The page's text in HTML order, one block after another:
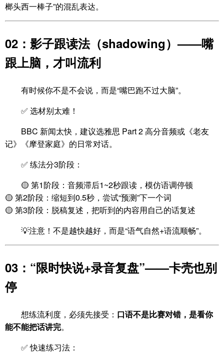
榔头西一棒子”的混乱表达。
02：影子跟读法（shadowing）——嘴
跟上脑，才叫流利
有时候你不是不会说，而是“嘴巴跑不过大脑”。
✅ 选材别太难！
BBC 新闻太快，建议选雅思 Part 2 高分音频或《老友
记》《摩登家庭》的日常对话。
✅ 练法分3阶段：
🟡 第1阶段：音频滞后1~2秒跟读，模仿语调停顿
🟡 第2阶段：缩短到0.5秒，尝试“预测”下一个词
🟡 第3阶段：脱稿复述，把听到的内容用自己的话复述
💡注意！不是越快越好，而是“语气自然+语流顺畅”。
03：“限时快说+录音复盘”——卡壳也别
停
想练流利度，必须先接受： 口语不是比赛对错，是看你
能不能把话讲完。
✅ 快速练习法：